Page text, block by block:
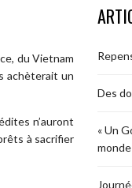
du Vietnam
achèterait un
n’auront
à sacrifier
Des
« Un